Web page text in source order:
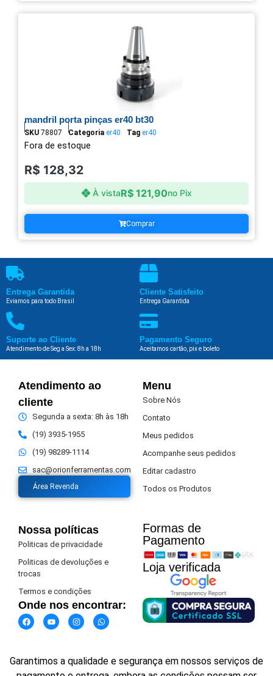
mandril porta pinças er40 bt30
SKU 78807 Categoria er40 Tag er40
Fora de estoque
R$ 128,32
À vistaR$121,90no Pix
Comprar
Entrega Garantida
Eviamos para todo Brasil
Cliente Satisfeito
Entrega Garantida
Suporte ao Cliente
Atendimento de Seg a Sex: 8h a 18h
Pagamento Seguro
Aceitamos cartão, pix e boleto
Atendimento ao
cliente
Segunda a sexta: 8h às 18h
(19) 3935-1955
(19) 98289-1114
sac@orionferramentas.com
Área Revenda
Menu
Sobre Nós
Contato
Meus pedidos
Acompanhe seus pedidos
Editar cadastro
Todos os Produtos
Nossa políticas
Politicas de privacidade
Politicas de devoluções e
trocas
Termos e condições
Onde nos encontrar:
Formas de
Pagamento​
Loja verificada
Garantimos a qualidade e segurança em nossos serviços de